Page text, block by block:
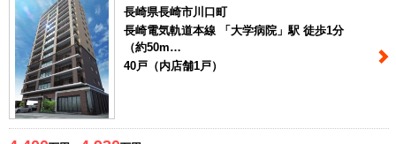
長崎県長崎市川口町
長崎電気軌道本線 「大学病院」駅 徒歩1分
（約50m…
40戸（内店舗1戸）